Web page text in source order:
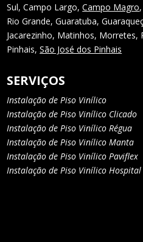
Sul, Campo Largo,Campo Magro
Rio Grande, Guaratuba,
Jacarezinho, Matinhos, Morretes,
Pinhais,São José dos Pinhais
SERVIÇOS
Instalação de Piso Vinílico
Instalação de Piso Vinílico Clicado
Instalação de Piso Vinílico Régua
Instalação de Piso Vinílico Manta
Instalação de Piso Vinílico Paviflex
Instalação de Piso Vinílico